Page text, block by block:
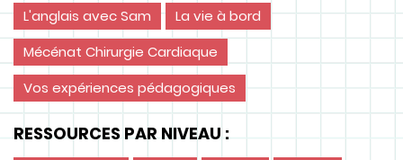
L'anglais avec Sam
La vie à bord
Mécénat Chirurgie Cardiaque
Vos expériences pédagogiques
RESSOURCES PAR NIVEAU :